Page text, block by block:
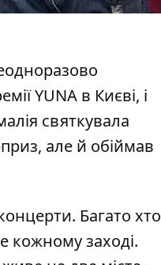
YUNA в Києві, і
святкувала
але й обіймав
Багато хто
кожному заході.